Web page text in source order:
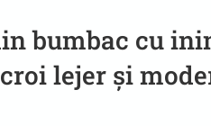
bumbac cu
lejer și